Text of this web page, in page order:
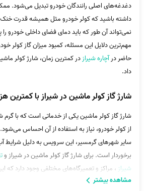
دغدغه‌های اصلی رانندگان خودرو تبدیل می‌شود.
داشته باشید که کولر خودرو مثل همیشه قدرت خنک
نمی‌تواند آن طور که باید دمای فضای داخلی خودرو را
مهم‌ترین دلایل این مسئله، کمبود میزان گاز
حاضر درآچاره شیرازدر کمترین زمان، شارژ کولر
داد.
شارژ گاز کولر ماشین در شیراز با کمترین
شارژ گاز کولر ماشین یکی از خدماتی است که با
از کولر خودرو، نیاز به استفاده از آن احساس
سایر شهرهای گرمسیر، این سرویس به دلیل شرایط
برخوردار است. برای شارژ گاز کولر ماشین در شیراز و
شیراز ، مراکز و تعمیرگاه‌های مختلفی وجود دارد که
می‌دهند. اما برای پیدا کردن بهترین گزینه و پرداخت
مشاهده بیشتر